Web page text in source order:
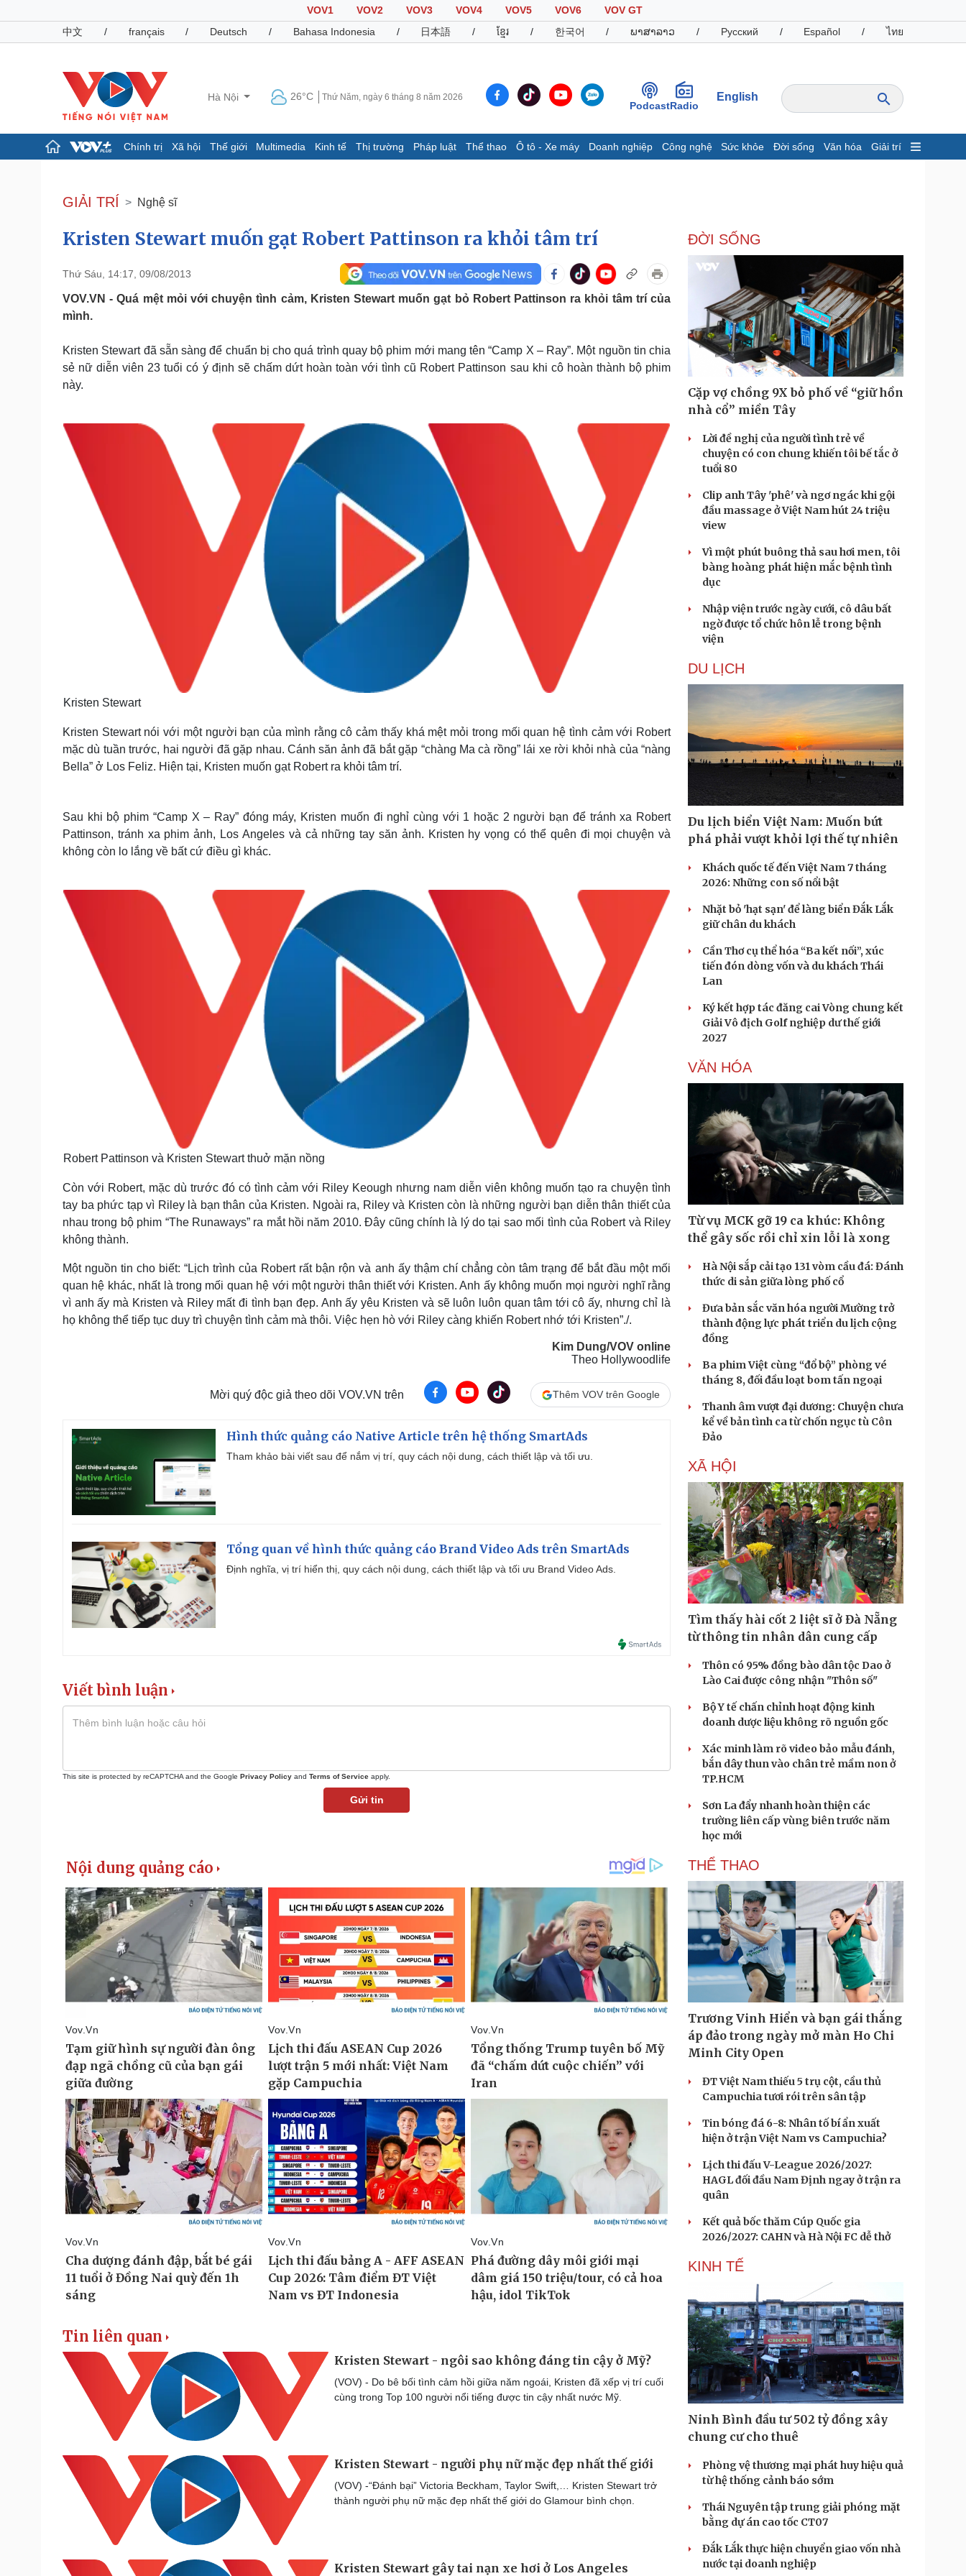
VOV1 VOV2 VOV3 VOV4 VOV5 VOV6
VOV GT
中文
/ français / Deutsch / Bahasa Indonesia / 日本語 / ខ្មែរ / 한국어 / ພາສາລາວ / Русский / Español / ไทย
Hà Nội 26°C Thứ Năm, ngày 6 tháng 8 năm 2026
PodcastRadio
English
Chính trị Xã hội Thế giới Multimedia Kinh tế Thị trường Pháp luật Thể thao Ô tô - Xe máy Doanh nghiệp Công nghệ Sức khỏe Đời sống Văn hóa Giải trí
Đảng
Tổ chức nhân sự
Nhận diện sự thật
Giáo dục
Dấu ấn VOV
Infographic
Giá cà phê
Pháp luật
Vụ án
Tư vấn luật
Quân sự - Quốc phòng
Phân tích
Thể thao
Thế giới thể thao
eSports
Hậu trường
Ô tô - Xe máy
Tư vấn
Doanh nghiệp
Thông tin doanh nghiệp
Doanh nghiệp 24h
Doanh nhân
Vì cộng đồng
Công nghệ
Sành điệu
Tin Công nghệ
Trải nghiệm
Chuyển đổi số
Cây thuốc
Sản phụ khoa
Nhi khoa
Nam khoa
Làm đẹp - giảm cân
Phòng mạch online
Ăn sạch sống khỏe
Blog
Tình yêu - Gia đình
Thời trang
Sao Việt
Săn Tour
check-in
Podcast
Câu chuyện thời sự
Đọc truyện đêm khuya
Cửa sổ tình yêu
GIẢI TRÍ Nghệ sĩ
Kristen Stewart muốn gạt Robert Pattinson ra khỏi tâm trí
Thứ Sáu, 14:17, 09/08/2013
VOV.VN - Quá mệt mỏi với chuyện tình cảm, Kristen Stewart muốn gạt bỏ Robert Pattinson ra khỏi tâm trí của
mình.
Kristen Stewart đã sẵn sàng để chuẩn bị cho quá trình quay bộ phim mới mang tên “Camp X – Ray”. Một nguồn tin chia
sẻ nữ diễn viên 23 tuổi có ý định sẽ chấm dứt hoàn toàn với tình cũ Robert Pattinson sau khi cô hoàn thành bộ phim
này.
Kristen Stewart
Kristen Stewart nói với một người bạn của mình rằng cô cảm thấy khá mệt mỏi trong mối quan hệ tình cảm với Robert
mặc dù tuần trước, hai người đã gặp nhau. Cánh săn ảnh đã bắt gặp “chàng Ma cà rồng” lái xe rời khỏi nhà của “nàng
Bella” ở Los Feliz. Hiện tại, Kristen muốn gạt Robert ra khỏi tâm trí.
Sau khi bộ phim “Camp X – Ray” đóng máy, Kristen muốn đi nghỉ cùng với 1 hoặc 2 người bạn để tránh xa Robert
Pattinson, tránh xa phim ảnh, Los Angeles và cả những tay săn ảnh. Kristen hy vọng có thể quên đi mọi chuyện và
không còn lo lắng về bất cứ điều gì khác.
Robert Pattinson và Kristen Stewart thuở mặn nồng
Còn với Robert, mặc dù trước đó có tình cảm với Riley Keough nhưng nam diễn viên không muốn tạo ra chuyện tình
tay ba phức tạp vì Riley là bạn thân của Kristen. Ngoài ra, Riley và Kristen còn là những người bạn diễn thân thiết của
nhau trong bộ phim “The Runaways” ra mắt hồi năm 2010. Đây cũng chính là lý do tại sao mối tình của Robert và Riley
không thành.
Một nguồn tin cho biết: “Lịch trình của Robert rất bận rộn và anh ấy thậm chí chẳng còn tâm trạng để bắt đầu một mối
quan hệ khác, nhất là trong mối quan hệ với một người thân thiết với Kristen. Anh ấy không muốn mọi người nghĩ rằng
vì anh ấy mà Kristen và Riley mất đi tình bạn đẹp. Anh ấy yêu Kristen và sẽ luôn luôn quan tâm tới cô ấy, nhưng chỉ là
họ không thể tiếp tục duy trì chuyện tình cảm mà thôi. Việc hẹn hò với Riley càng khiến Robert nhớ tới Kristen”./.
Kim Dung/VOV online
Theo Hollywoodlife
Mời quý độc giả theo dõi VOV.VN trên Thêm VOV trên Google
Hình thức quảng cáo Native Article trên hệ thống SmartAds
Tham khảo bài viết sau để nắm vị trí, quy cách nội dung, cách thiết lập và tối ưu.
Tổng quan về hình thức quảng cáo Brand Video Ads trên SmartAds
Định nghĩa, vị trí hiển thị, quy cách nội dung, cách thiết lập và tối ưu Brand Video Ads.
Viết bình luận
This site is protected by reCAPTCHA and the Google Privacy Policy and Terms of Service apply.
Gửi tin
Tin liên quan
Kristen Stewart - ngôi sao không đáng tin cậy ở Mỹ?
(VOV) - Do bê bối tình cảm hồi giữa năm ngoái, Kristen đã xếp vị trí cuối
cùng trong Top 100 người nổi tiếng được tin cậy nhất nước Mỹ.
Kristen Stewart - người phụ nữ mặc đẹp nhất thế giới
(VOV) -“Đánh bại” Victoria Beckham, Taylor Swift,… Kristen Stewart trở
thành người phụ nữ mặc đẹp nhất thế giới do Glamour bình chọn.
Kristen Stewart gây tai nạn xe hơi ở Los Angeles
ĐỜI SỐNG
Cặp vợ chồng 9X bỏ phố về “giữ hồn
nhà cổ” miền Tây
Lời đề nghị của người tình trẻ về
chuyện có con chung khiến tôi bế tắc ở
tuổi 80
Clip anh Tây 'phê' và ngơ ngác khi gội
đầu massage ở Việt Nam hút 24 triệu
view
Vì một phút buông thả sau hơi men, tôi
bàng hoàng phát hiện mắc bệnh tình
dục
Nhập viện trước ngày cưới, cô dâu bất
ngờ được tổ chức hôn lễ trong bệnh
viện
DU LỊCH
Du lịch biển Việt Nam: Muốn bứt
phá phải vượt khỏi lợi thế tự nhiên
Khách quốc tế đến Việt Nam 7 tháng
2026: Những con số nổi bật
Nhặt bỏ 'hạt sạn' để làng biển Đắk Lắk
giữ chân du khách
Cần Thơ cụ thể hóa “Ba kết nối”, xúc
tiến đón dòng vốn và du khách Thái
Lan
Ký kết hợp tác đăng cai Vòng chung kết
Giải Vô địch Golf nghiệp dư thế giới
2027
VĂN HÓA
Từ vụ MCK gỡ 19 ca khúc: Không
thể gây sốc rồi chỉ xin lỗi là xong
Hà Nội sắp cải tạo 131 vòm cầu đá: Đánh
thức di sản giữa lòng phố cổ
Đưa bản sắc văn hóa người Mường trở
thành động lực phát triển du lịch cộng
đồng
Ba phim Việt cùng “đổ bộ” phòng vé
tháng 8, đối đầu loạt bom tấn ngoại
Thanh âm vượt đại dương: Chuyện chưa
kể về bản tình ca từ chốn ngục tù Côn
Đảo
XÃ HỘI
Tìm thấy hài cốt 2 liệt sĩ ở Đà Nẵng
từ thông tin nhân dân cung cấp
Thôn có 95% đồng bào dân tộc Dao ở
Lào Cai được công nhận "Thôn số"
Bộ Y tế chấn chỉnh hoạt động kinh
doanh dược liệu không rõ nguồn gốc
Xác minh làm rõ video bảo mẫu đánh,
bắn dây thun vào chân trẻ mầm non ở
TP.HCM
Sơn La đẩy nhanh hoàn thiện các
trường liên cấp vùng biên trước năm
học mới
THỂ THAO
Trương Vinh Hiển và bạn gái thắng
áp đảo trong ngày mở màn Ho Chi
Minh City Open
ĐT Việt Nam thiếu 5 trụ cột, cầu thủ
Campuchia tươi rói trên sân tập
Tin bóng đá 6-8: Nhân tố bí ẩn xuất
hiện ở trận Việt Nam vs Campuchia?
Lịch thi đấu V-League 2026/2027:
HAGL đối đầu Nam Định ngay ở trận ra
quân
Kết quả bốc thăm Cúp Quốc gia
2026/2027: CAHN và Hà Nội FC dễ thở
KINH TẾ
Ninh Bình đầu tư 502 tỷ đồng xây
chung cư cho thuê
Phòng vệ thương mại phát huy hiệu quả
từ hệ thống cảnh báo sớm
Thái Nguyên tập trung giải phóng mặt
bằng dự án cao tốc CT07
Đắk Lắk thực hiện chuyển giao vốn nhà
nước tại doanh nghiệp